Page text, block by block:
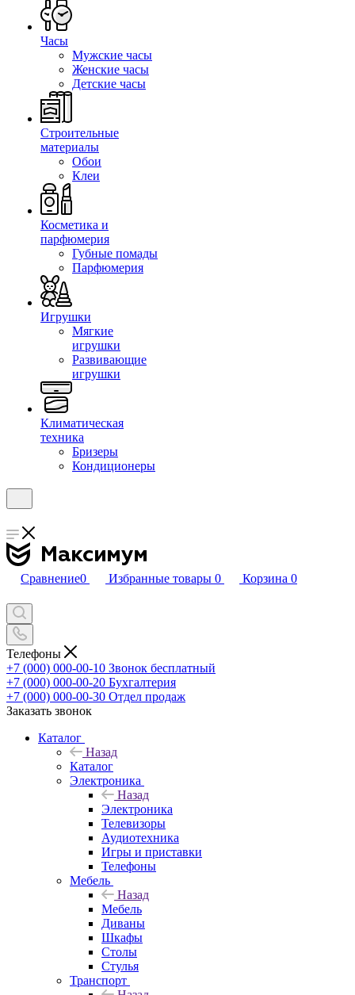
Часы
Мужские часы
Женские часы
Детские часы
Строительные
материалы
Обои
Клеи
Косметика и
парфюмерия
Губные помады
Парфюмерия
Игрушки
Мягкие
игрушки
Развивающие
игрушки
Климатическая
техника
Бризеры
Кондиционеры
Сравнение0 Избранные товары 0 Корзина 0
Телефоны
+7 (000) 000-00-10 Звонок бесплатный
+7 (000) 000-00-20 Бухгалтерия
+7 (000) 000-00-30 Отдел продаж
Заказать звонок
Каталог
Назад
Каталог
Электроника
Назад
Электроника
Телевизоры
Аудиотехника
Игры и приставки
Телефоны
Мебель
Назад
Мебель
Диваны
Шкафы
Столы
Стулья
Транспорт